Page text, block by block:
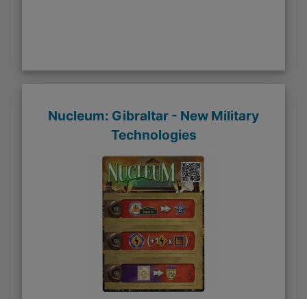
Nucleum: Gibraltar - New Military
Technologies